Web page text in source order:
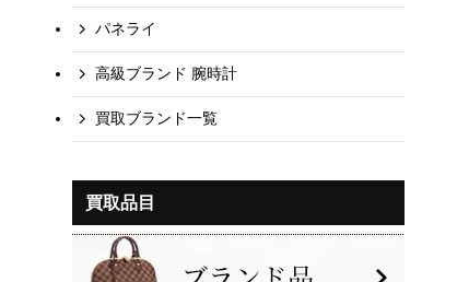
パネライ
高級ブランド 腕時計
買取ブランド一覧
買取品目